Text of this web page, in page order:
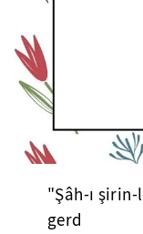
"Şâh-ı
gerd